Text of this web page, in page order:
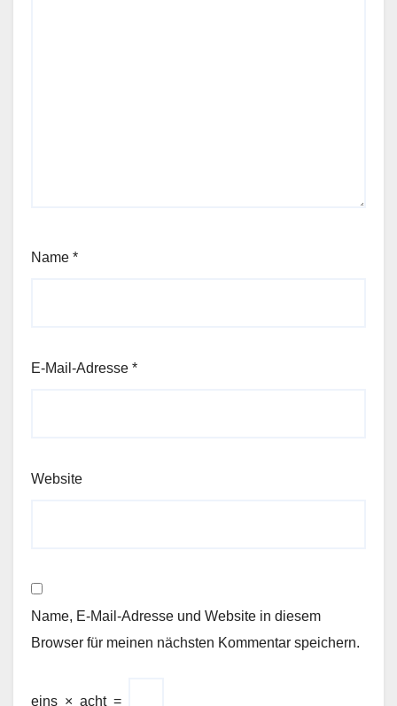
Name *
E-Mail-Adresse *
Website
Name, E-Mail-Adresse und Website in diesem
Browser für meinen nächsten Kommentar speichern.
eins × acht =